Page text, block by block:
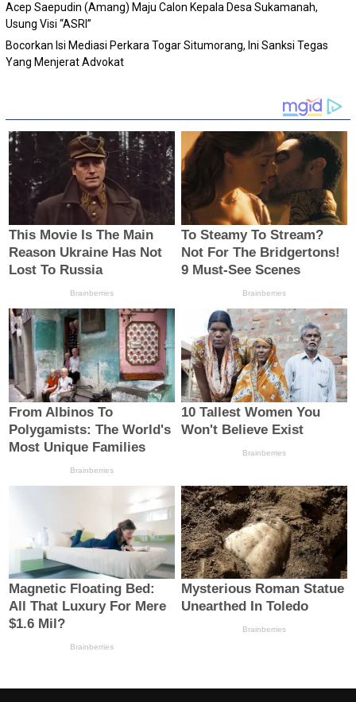
Acep Saepudin (Amang) Maju Calon Kepala Desa Sukamanah,
Usung Visi “ASRI”
Bocorkan Isi Mediasi Perkara Togar Situmorang, Ini Sanksi Tegas
Yang Menjerat Advokat